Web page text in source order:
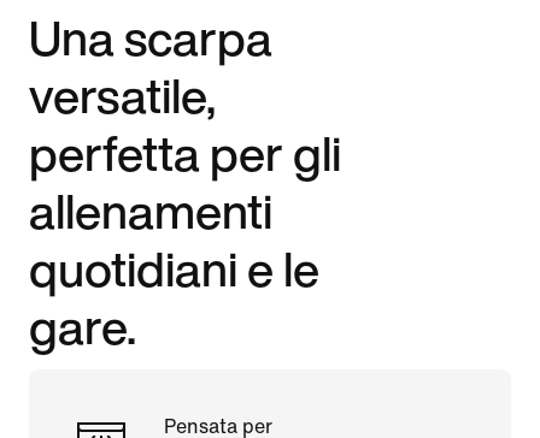
Una scarpa
versatile,
perfetta per gli
allenamenti
quotidiani e le
gare.
Pensata per